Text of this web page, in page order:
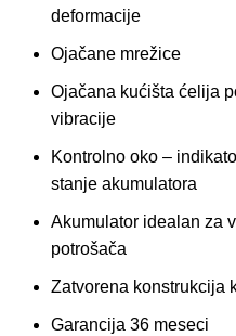
deformacije
Ojačane mrežice
Ojačana kućišta ćelija
vibracije
Kontrolno oko –
stanje akumulatora
Akumulator idealan za
potrošača
Zatvorena konstrukcija
Garancija 36 meseci